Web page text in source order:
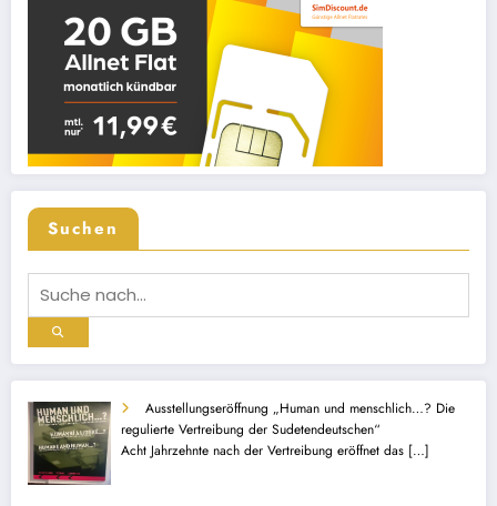
Suchen
Ausstellungseröffnung „Human und menschlich…? Die
regulierte Vertreibung der Sudetendeutschen“
Acht Jahrzehnte nach der Vertreibung eröffnet das […]